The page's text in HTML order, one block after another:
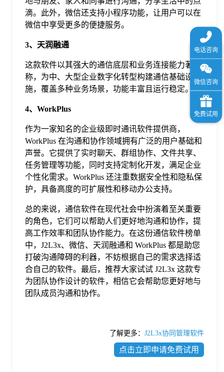
滴。此外，微信还支持小程序功能，让用户可以在
微信中享受更多的便捷服务。
3、天润融通
这款软件以其强大的通信底层和业务连接能力著
称，为中、大型企业数字化转型构建通信基础设
施，覆盖多种业务场景，功能丰富且运行稳定。
4、WorkPlus
作为一家知名的企业级即时通讯软件提供商，
WorkPlus 在沟通和协作领域拥有广泛的用户基础和
声誉。它提供了实时聊天、群组协作、文件共享、
任务管理等功能，同时支持定制化开发，满足企业
个性化需求。WorkPlus 还注重数据安全性和隐私保
护，具备高度的可扩展性和移动办公支持。
总的来说，通信软件在现代社会中扮演着至关重要
的角色，它们可以帮助人们更好地沟通和协作，提
高工作效率和团队协作能力。在这份通信软件榜单
中，J2L3x、微信、天润融通和 WorkPlus 都是助您
打破沟通障碍的利器，不妨根据自己的需求选择适
合自己的软件。最后，推荐大家试试 J2L3x 这款专
为团队协作设计的软件，相信它会帮助您更好地与
团队成员沟通和协作。
了解更多： J2L3x协同管理软件
点击立即申请免费试用